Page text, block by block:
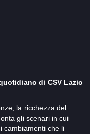
di CSV Lazio
la ricchezza del
gli scenari in cui
cambiamenti che li